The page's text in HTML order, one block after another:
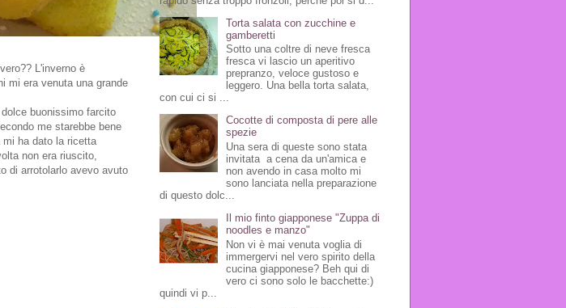
L'inverno è
mi era venuta una grande
buonissimo farcito
me starebbe bene
ha dato la ricetta
non era riuscito,
di arrotolarlo avevo avuto
Torta salata con zucchine e
gamberetti
Sotto una coltre di neve fresca
fresca vi lascio un aperitivo
prepranzo, veloce gustoso e
leggero. Una bella torta salata,
con cui ci si ...
Cocotte di composta di pere alle
spezie
Una sera di queste sono stata
invitata a cena da un'amica e
non avendo in casa molto mi
sono lanciata nella preparazione
di questo dolc...
Il mio finto giapponese "Zuppa di
noodles e manzo"
Non vi è mai venuta voglia di
immergervi nel vero spirito della
cucina giapponese? Beh qui di
vero ci sono solo le bacchette:)
quindi vi p...